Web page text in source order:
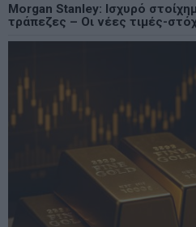
Morgan Stanley: Ισχυρό
τράπεζες – Οι νέες τιμές-